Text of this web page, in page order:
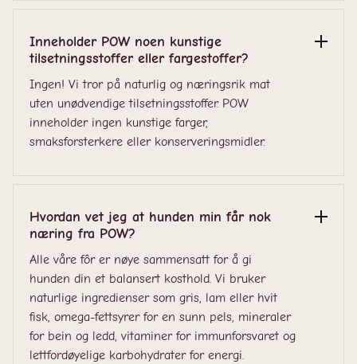
Inneholder POW noen kunstige
tilsetningsstoffer eller fargestoffer?
Ingen! Vi tror på naturlig og næringsrik mat
uten unødvendige tilsetningsstoffer. POW
inneholder ingen kunstige farger,
smaksforsterkere eller konserveringsmidler.
Hvordan vet jeg at hunden min får nok
næring fra POW?
Alle våre fôr er nøye sammensatt for å gi
hunden din et balansert kosthold. Vi bruker
naturlige ingredienser som gris, lam eller hvit
fisk, omega-fettsyrer for en sunn pels, mineraler
for bein og ledd, vitaminer for immunforsvaret og
lettfordøyelige karbohydrater for energi.